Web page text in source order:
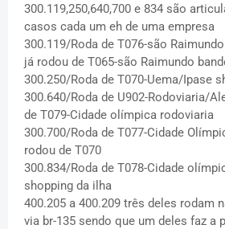
300.119,250,640,700 e 834 são
casos cada um eh de uma empresa
300.119/Roda de T076-são
já rodou de T065-são Raimundo
300.250/Roda de T070-Uema/Ipase
300.640/Roda de U902-Rodoviaria/
de T079-Cidade olímpica rodoviaria
300.700/Roda de T077-Cidade
rodou de T070
300.834/Roda de T078-Cidade
shopping da ilha
400.205 a 400.209 três deles rodam
via br-135 sendo que um deles faz a